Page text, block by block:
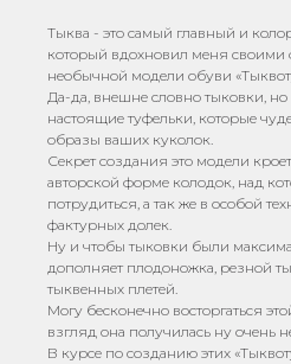
Тыква - это самый главный и
который вдохновил меня
необычной модели обуви
Да-да, внешне словно тыковки, но
настоящие туфельки, которые
образы ваших куколок.
Секрет создания это модели
авторской форме колодок, над
потрудиться, а так же в особой
фактурных долек.
Ну и чтобы тыковки были
дополняет плодоножка, резной
тыквенных плетей.
Могу бесконечно восторгаться
взгляд она получилась ну очень
В курсе по созданию этих